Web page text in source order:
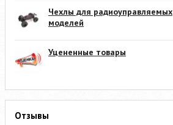
Чехлы для радиоуправляемых
моделей
Уцененные товары
Отзывы